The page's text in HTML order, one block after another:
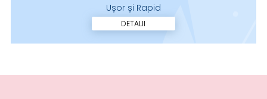
Ușor și Rapid
DETALII